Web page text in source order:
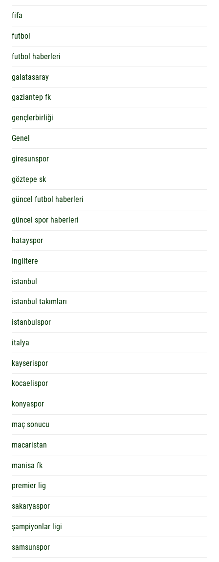
fifa
futbol
futbol haberleri
galatasaray
gaziantep fk
gençlerbirliği
Genel
giresunspor
göztepe sk
güncel futbol haberleri
güncel spor haberleri
hatayspor
ingiltere
istanbul
istanbul takımları
istanbulspor
italya
kayserispor
kocaelispor
konyaspor
maç sonucu
macaristan
manisa fk
premier lig
sakaryaspor
şampiyonlar ligi
samsunspor